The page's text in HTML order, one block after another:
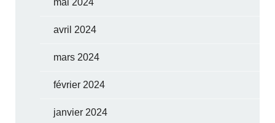
avril 2024
mars 2024
février 2024
janvier 2024